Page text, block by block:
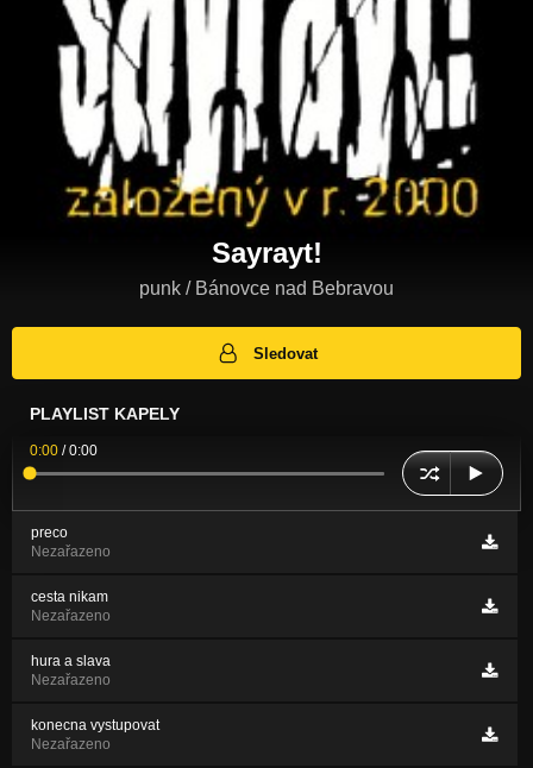
Sayrayt!
punk / Bánovce nad Bebravou
Sledovat
PLAYLIST KAPELY
0:00 /0:00
preco
Nezařazeno
cesta nikam
Nezařazeno
hura a slava
Nezařazeno
konecna vystupovat
Nezařazeno